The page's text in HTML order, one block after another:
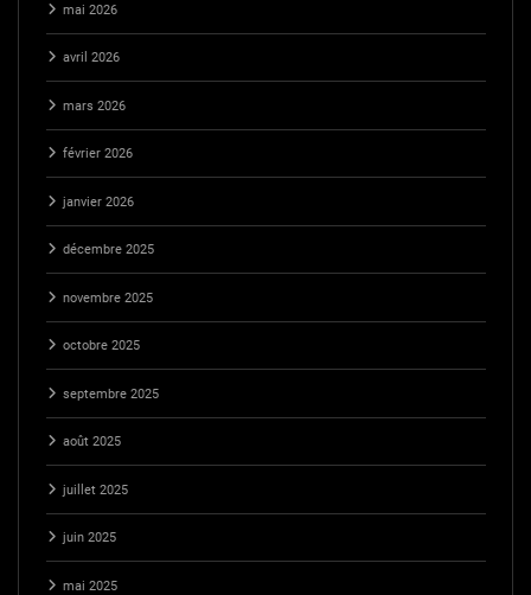
mai 2026
avril 2026
mars 2026
février 2026
janvier 2026
décembre 2025
novembre 2025
octobre 2025
septembre 2025
août 2025
juillet 2025
juin 2025
mai 2025